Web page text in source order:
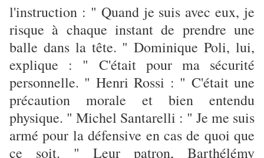
l'instruction : " Quand je suis avec eux, je
risque à chaque instant de prendre une
balle dans la tête. " Dominique Poli, lui,
explique : " C'était pour ma sécurité
personnelle. " Henri Rossi : " C'était une
précaution morale et bien entendu
physique. " Michel Santarelli : " Je me suis
armé pour la défensive en cas de quoi que
ce soit. " Leur patron, Barthélémy